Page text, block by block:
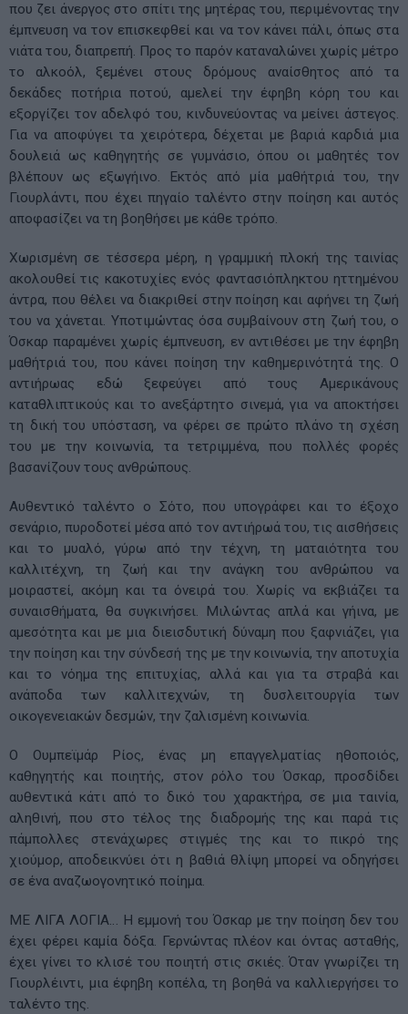
που ζει άνεργος στο σπίτι της μητέρας του, περιμένοντας την
έμπνευση να τον επισκεφθεί και να τον κάνει πάλι, όπως στα
νιάτα του, διαπρεπή. Προς το παρόν καταναλώνει χωρίς μέτρο
το αλκοόλ, ξεμένει στους δρόμους αναίσθητος από τα
δεκάδες ποτήρια ποτού, αμελεί την έφηβη κόρη του και
εξοργίζει τον αδελφό του, κινδυνεύοντας να μείνει άστεγος.
Για να αποφύγει τα χειρότερα, δέχεται με βαριά καρδιά μια
δουλειά ως καθηγητής σε γυμνάσιο, όπου οι μαθητές τον
βλέπουν ως εξωγήινο. Εκτός από μία μαθήτριά του, την
Γιουρλάντι, που έχει πηγαίο ταλέντο στην ποίηση και αυτός
αποφασίζει να τη βοηθήσει με κάθε τρόπο.
Χωρισμένη σε τέσσερα μέρη, η γραμμική πλοκή της ταινίας
ακολουθεί τις κακοτυχίες ενός φαντασιόπληκτου ηττημένου
άντρα, που θέλει να διακριθεί στην ποίηση και αφήνει τη ζωή
του να χάνεται. Υποτιμώντας όσα συμβαίνουν στη ζωή του, ο
Όσκαρ παραμένει χωρίς έμπνευση, εν αντιθέσει με την έφηβη
μαθήτριά του, που κάνει ποίηση την καθημερινότητά της. Ο
αντιήρωας εδώ ξεφεύγει από τους Αμερικάνους
καταθλιπτικούς και το ανεξάρτητο σινεμά, για να αποκτήσει
τη δική του υπόσταση, να φέρει σε πρώτο πλάνο τη σχέση
του με την κοινωνία, τα τετριμμένα, που πολλές φορές
βασανίζουν τους ανθρώπους.
Αυθεντικό ταλέντο ο Σότο, που υπογράφει και το έξοχο
σενάριο, πυροδοτεί μέσα από τον αντιήρωά του, τις αισθήσεις
και το μυαλό, γύρω από την τέχνη, τη ματαιότητα του
καλλιτέχνη, τη ζωή και την ανάγκη του ανθρώπου να
μοιραστεί, ακόμη και τα όνειρά του. Χωρίς να εκβιάζει τα
συναισθήματα, θα συγκινήσει. Μιλώντας απλά και γήινα, με
αμεσότητα και με μια διεισδυτική δύναμη που ξαφνιάζει, για
την ποίηση και την σύνδεσή της με την κοινωνία, την αποτυχία
και το νόημα της επιτυχίας, αλλά και για τα στραβά και
ανάποδα των καλλιτεχνών, τη δυσλειτουργία των
οικογενειακών δεσμών, την ζαλισμένη κοινωνία.
Ο Ουμπεϊμάρ Ρίος, ένας μη επαγγελματίας ηθοποιός,
καθηγητής και ποιητής, στον ρόλο του Όσκαρ, προσδίδει
αυθεντικά κάτι από το δικό του χαρακτήρα, σε μια ταινία,
αληθινή, που στο τέλος της διαδρομής της και παρά τις
πάμπολλες στενάχωρες στιγμές της και το πικρό της
χιούμορ, αποδεικνύει ότι η βαθιά θλίψη μπορεί να οδηγήσει
σε ένα αναζωογονητικό ποίημα.
ΜΕ ΛΙΓΑ ΛΟΓΙΑ… Η εμμονή του Όσκαρ με την ποίηση δεν του
έχει φέρει καμία δόξα. Γερνώντας πλέον και όντας ασταθής,
έχει γίνει το κλισέ του ποιητή στις σκιές. Όταν γνωρίζει τη
Γιουρλέιντι, μια έφηβη κοπέλα, τη βοηθά να καλλιεργήσει το
ταλέντο της.